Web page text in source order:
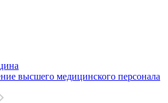
высшего медицинского персонала